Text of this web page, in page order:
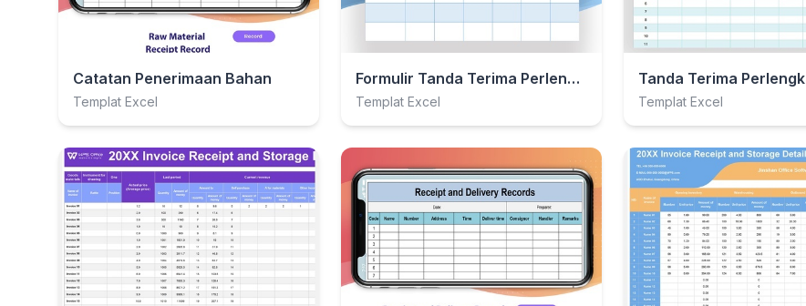
Catatan Penerimaan Bahan
Templat Excel
Formulir Tanda Terima Perlengkapan Kantor
Templat Excel Templat Excel